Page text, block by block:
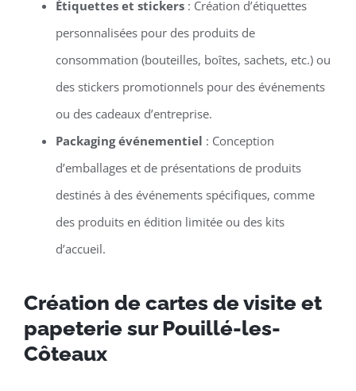
Étiquettes et stickers: Création d’étiquettes
personnalisées pour des produits de
consommation (bouteilles, boîtes, sachets, etc.) ou
des stickers promotionnels pour des événements
ou des cadeaux d’entreprise.
Packaging événementiel : Conception
d’emballages et de présentations de produits
destinés à des événements spécifiques, comme
des produits en édition limitée ou des kits
d’accueil.
Création de cartes de visite et
papeterie sur Pouillé-les-
Côteaux